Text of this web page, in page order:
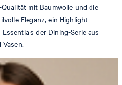
mit Baumwolle und die
Eleganz, ein Highlight-
der Dining-Serie aus
Vasen.